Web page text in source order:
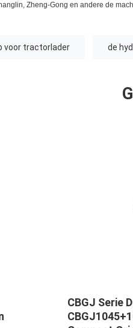
Zheng-Gong en andere de
voor tractorlader de
CBGJ Serie